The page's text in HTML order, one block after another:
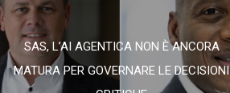
SAS, L’AI AGENTICA NON È ANCORA
MATURA PER GOVERNARE LE DECISIONI